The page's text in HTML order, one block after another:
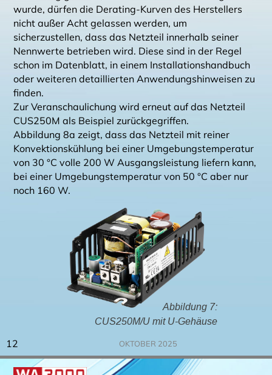
wurde, dürfen die Derating-Kurven des Herstellers
nicht außer Acht gelassen werden, um
sicherzustellen, dass das Netzteil innerhalb seiner
Nennwerte betrieben wird. Diese sind in der Regel
schon im Datenblatt, in einem Installationshandbuch
oder weiteren detaillierten Anwendungshinweisen zu
finden.
Zur Veranschaulichung wird erneut auf das Netzteil
CUS250M als Beispiel zurückgegriffen.
Abbildung 8a zeigt, dass das Netzteil mit reiner
Konvektionskühlung bei einer Umgebungstemperatur
von 30 °C volle 200 W Ausgangsleistung liefern kann,
bei einer Umgebungstemperatur von 50 °C aber nur
noch 160 W.
Abbildung 7:
CUS250M/U mit U-Gehäuse
12 OKTOBER 2025